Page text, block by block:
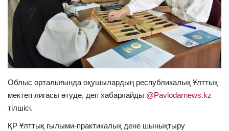
АРНАЙЫ ЖОБА
OFFICIAL
Құрылтай
Тілді тандаңыз
Қазақша
Облыс орталығында оқушылардың республикалық Ұлттық
мектеп лигасы өтуде, деп хабарлайды @Pavlodarnews.kz
тілшісі.
ҚР Ұлттық ғылыми-практикалық дене шынықтыру